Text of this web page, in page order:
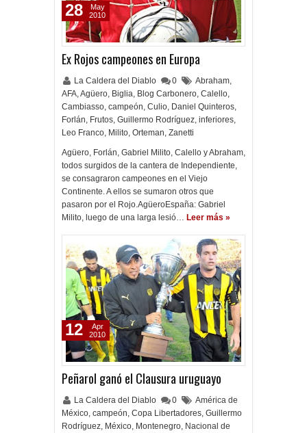
Ex Rojos campeones en Europa
La Caldera del Diablo 0 Abraham,
AFA,Agüero, Biglia, Blog Carbonero, Calello,
Cambiasso, campeón, Culio, Daniel Quinteros,
Forlán, Frutos, Guillermo Rodríguez, inferiores,
Leo Franco, Milito, Orteman, Zanetti
Agüero, Forlán, Gabriel Milito, Calello y Abraham,
todos surgidos de la cantera de Independiente,
se consagraron campeones en el Viejo
Continente. A ellos se sumaron otros que
pasaron por el Rojo.AgüeroEspaña: Gabriel
Milito, luego de una larga lesió… Leer más »
28
May
2010
Peñarol ganó el Clausura uruguayo
La Caldera del Diablo 0
América de
México, campeón, Copa Libertadores, Guillermo
Rodríguez, México, Montenegro, Nacional de
12
Apr
2010